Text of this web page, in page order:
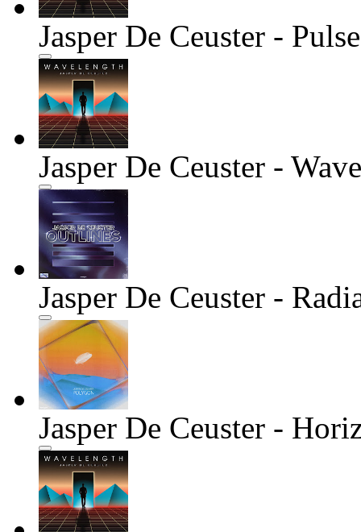
Jasper De Ceuster - Pulse
Jasper De Ceuster -
Jasper De Ceuster -
Jasper De Ceuster -